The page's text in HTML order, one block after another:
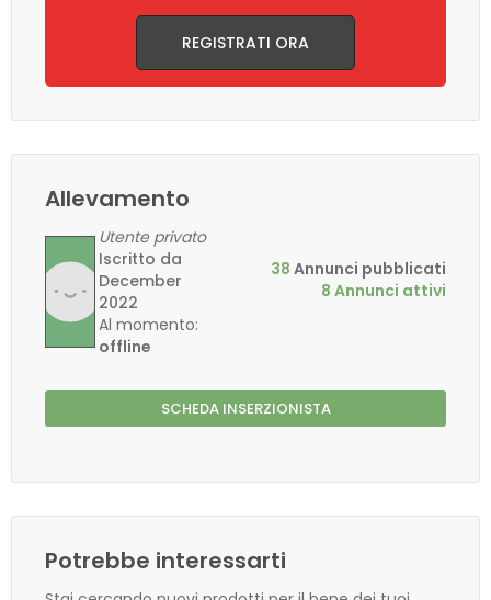
REGISTRATI ORA
Allevamento
Utente privato
Iscritto da
December
2022
Al momento:
offline
38 Annunci pubblicati
8 Annunci attivi
SCHEDA INSERZIONISTA
Potrebbe interessarti